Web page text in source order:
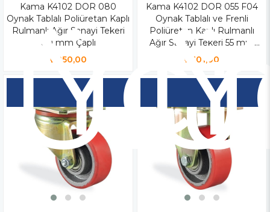
Kama K4102 DOR 080
Oynak Tablalı Poliüretan Kaplı
Rulmanlı Ağır Sanayi Tekeri
80 mm Çaplı
₺850,00
Kama K4102 DOR 055 F04
Oynak Tablalı ve Frenli
Poliüretan Kaplı Rulmanlı
Ağır Sanayi Tekeri 55 mm
Çaplı
₺601,00